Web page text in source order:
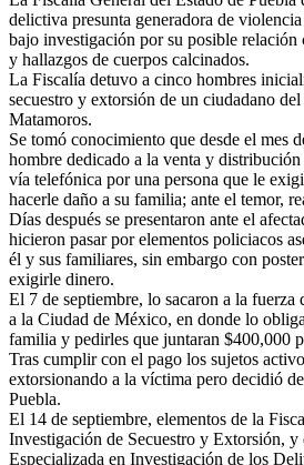
delictiva presunta generadora de
bajo investigación por su posible relación
y hallazgos de cuerpos calcinados.
La Fiscalía detuvo a cinco hombres
secuestro y extorsión de un ciudadano
Matamoros.
Se tomó conocimiento que desde el mes
hombre dedicado a la venta y
vía telefónica por una persona que le
hacerle daño a su familia; ante el temor,
Días después se presentaron ante el
hicieron pasar por elementos policiacos
él y sus familiares, sin embargo con
exigirle dinero.
El 7 de septiembre, lo sacaron a la fuerza
a la Ciudad de México, en donde lo
familia y pedirles que juntaran $400,000
Tras cumplir con el pago los sujetos
extorsionando a la víctima pero decidió
Puebla.
El 14 de septiembre, elementos de la
Investigación de Secuestro y Extorsión, y
Especializada en Investigación de los